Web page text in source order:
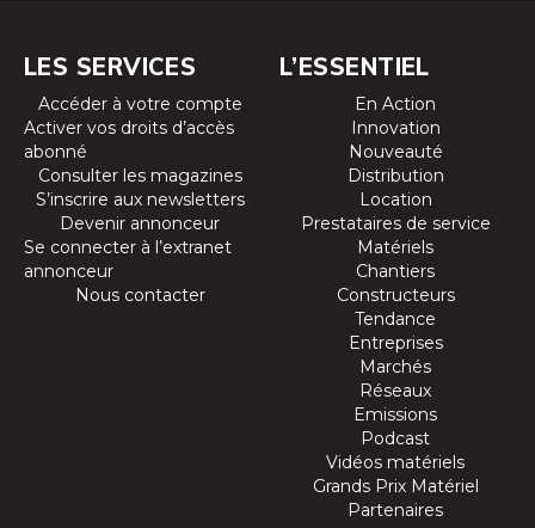
LES SERVICES
Accéder à votre compte
Activer vos droits d’accès
abonné
Consulter les magazines
S’inscrire aux newsletters
Devenir annonceur
Se connecter à l’extranet
annonceur
Nous contacter
L’ESSENTIEL
En Action
Innovation
Nouveauté
Distribution
Location
Prestataires de service
Matériels
Chantiers
Constructeurs
Tendance
Entreprises
Marchés
Réseaux
Emissions
Podcast
Vidéos matériels
Grands Prix Matériel
Partenaires